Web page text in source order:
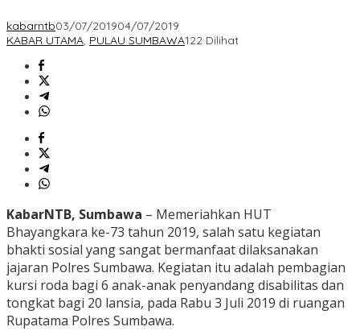
kabarntb03/07/201904/07/2019
KABAR UTAMA, PULAU SUMBAWA122 Dilihat
KabarNTB, Sumbawa – Memeriahkan HUT
Bhayangkara ke-73 tahun 2019, salah satu kegiatan
bhakti sosial yang sangat bermanfaat dilaksanakan
jajaran Polres Sumbawa. Kegiatan itu adalah pembagian
kursi roda bagi 6 anak-anak penyandang disabilitas dan
tongkat bagi 20 lansia, pada Rabu 3 Juli 2019 di ruangan
Rupatama Polres Sumbawa.